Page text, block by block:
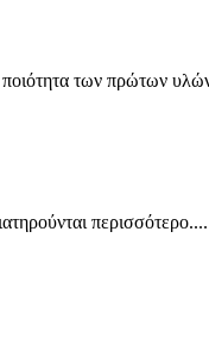
των πρώτων
περισσότερο....